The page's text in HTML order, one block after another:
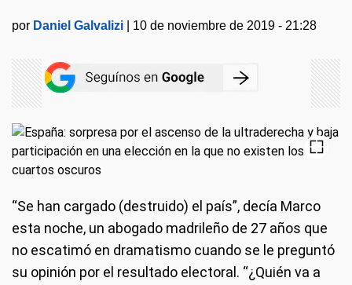
por Daniel Galvalizi 10 de noviembre de 2019 - 21:28
“Se han cargado (destruido) el país”, decía Marco
esta noche, un abogado madrileño de 27 años que
no escatimó en dramatismo cuando se le preguntó
su opinión por el resultado electoral. “¿Quién va a